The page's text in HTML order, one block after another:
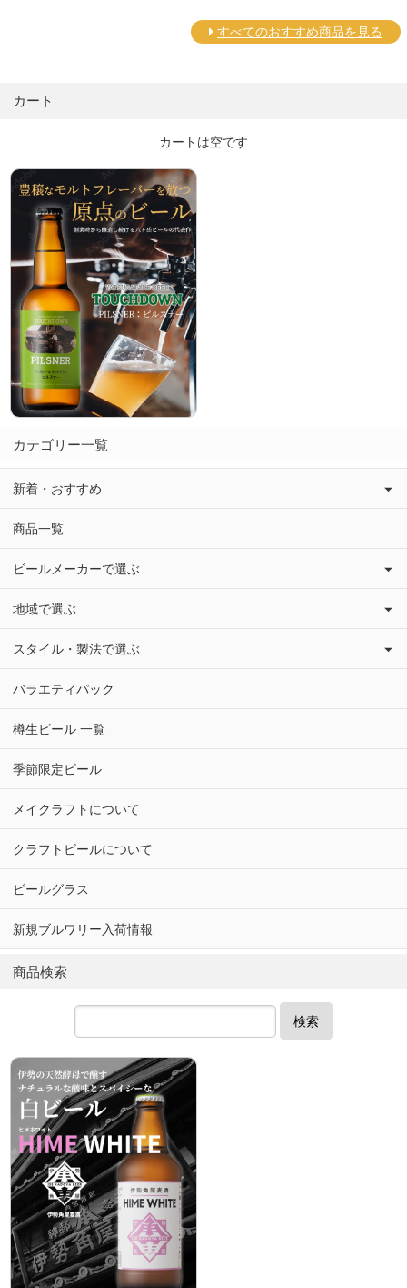
すべてのおすすめ商品を見る
カート
カートは空です
カテゴリー一覧
新着・おすすめ
商品一覧
ビールメーカーで選ぶ
地域で選ぶ
スタイル・製法で選ぶ
バラエティパック
樽生ビール 一覧
季節限定ビール
メイクラフトについて
クラフトビールについて
ビールグラス
新規ブルワリー入荷情報
商品検索
検索